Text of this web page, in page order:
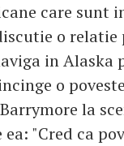
care sunt
o
in
o
la
"Cred ca